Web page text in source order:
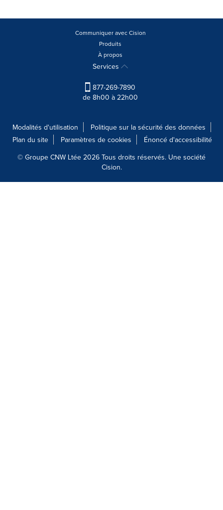
Communiquer avec Cision
Produits
À propos
Services
877-269-7890
de 8h00 à 22h00
Modalités d'utilisation
Politique sur la sécurité des données
Plan du site
Paramètres de cookies
Énoncé d'accessibilité
© Groupe CNW Ltée 2026 Tous droits réservés. Une société
Cision.